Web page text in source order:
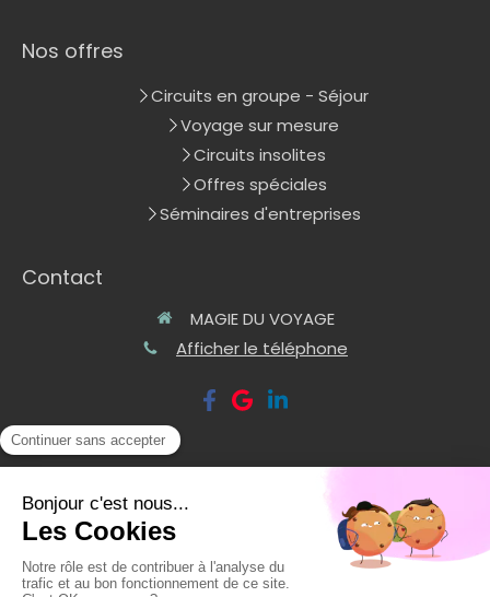
Nos offres
Circuits en groupe - Séjour
Voyage sur mesure
Circuits insolites
Offres spéciales
Séminaires d'entreprises
Contact
MAGIE DU VOYAGE
Afficher le téléphone
Plan du site
Mentions légales